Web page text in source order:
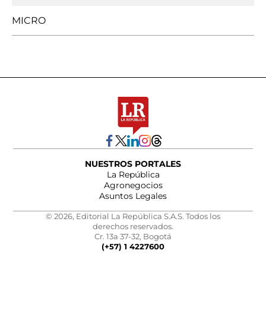
MICRO
NUESTROS PORTALES
La República
Agronegocios
Asuntos Legales
© 2026, Editorial La República S.A.S. Todos los
derechos reservados.
Cr. 13a 37-32, Bogotá
(+57) 1 4227600